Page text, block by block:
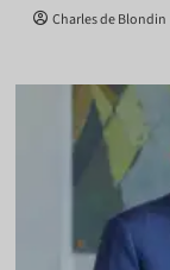
Charles de Blondin